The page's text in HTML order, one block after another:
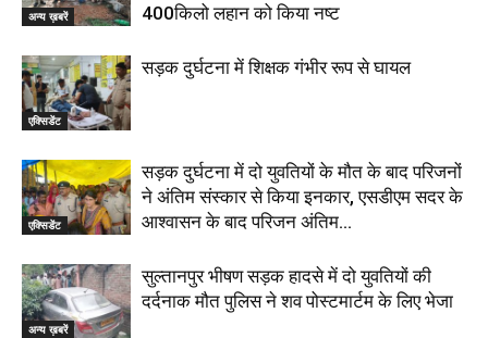
अन्य ख़बरें
400किलो लहान को किया नष्ट
एक्सिडेंट
सड़क दुर्घटना में शिक्षक गंभीर रूप से घायल
एक्सिडेंट
सड़क दुर्घटना में दो युवतियों के मौत के बाद परिजनों
ने अंतिम संस्कार से किया इनकार, एसडीएम सदर के
आश्वासन के बाद परिजन अंतिम...
अन्य ख़बरें
सुल्तानपुर भीषण सड़क हादसे में दो युवतियों की
दर्दनाक मौत पुलिस ने शव पोस्टमार्टम के लिए भेजा